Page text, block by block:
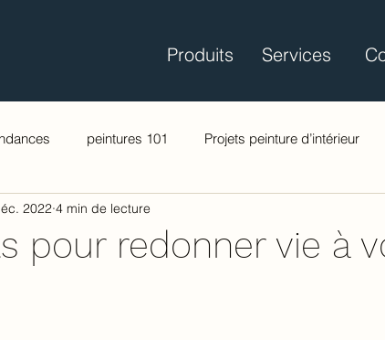
Produits Services
peintures 101 Projets peinture d’intérieur
pour redonner vie à
2022 4 min de lecture